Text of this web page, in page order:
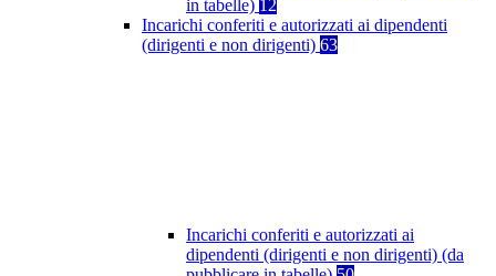
in tabelle) 12
Incarichi conferiti e autorizzati ai dipendenti
(dirigenti e non dirigenti) 63
Incarichi conferiti e autorizzati ai
dipendenti (dirigenti e non dirigenti) (da